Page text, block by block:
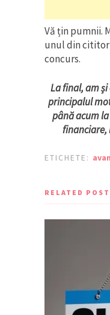
Vă țin pumnii.
unul din
concurs.
La final, am
principalul
până acum
financiare,
ETICHETE:
RELATED